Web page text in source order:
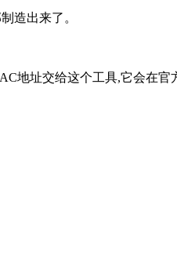
造出来了。
址交给这个工具,它会在官